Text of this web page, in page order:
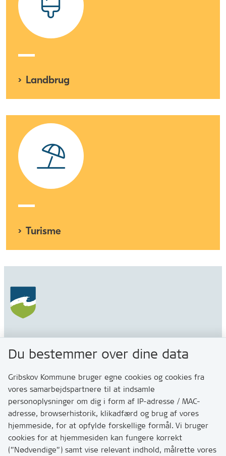
Landbrug
Turisme
Gribskov Kommune
Rådhusvej 3
3200 Helsinge
Kontakt
Skriv til os via Digital Post
Har du brug for at komme i kontakt med os? Se her
hvordan
Du bestemmer over dine data
Gribskov Kommune bruger egne cookies og cookies fra
vores samarbejdspartnere til at indsamle
personoplysninger om dig i form af IP-adresse / MAC-
adresse, browserhistorik, klikadfærd og brug af vores
hjemmeside, for at opfylde forskellige formål. Vi bruger
cookies for at hjemmesiden kan fungere korrekt
(”Nødvendige”) samt vise relevant indhold, målrette vores